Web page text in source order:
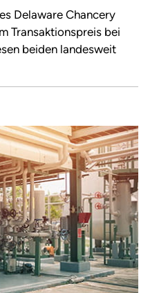
Delaware Chancery
Transaktionspreis bei
beiden landesweit